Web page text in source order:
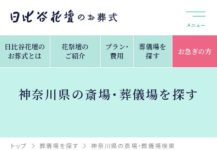
メニュー
日比谷花壇の
お葬式とは
花祭壇の
ご紹介
プラン・
費用
葬儀場を
探す
お急ぎの方
神奈川県の斎場・葬儀場を探す
トップ 葬儀場を探す 神奈川県の斎場・葬儀場検索